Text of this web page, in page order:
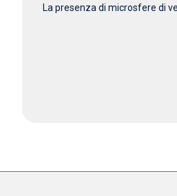
La presenza di microsfere di